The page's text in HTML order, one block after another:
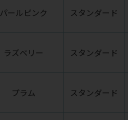
パールピンク スタンダード
ラズベリー スタンダード
プラム スタンダード